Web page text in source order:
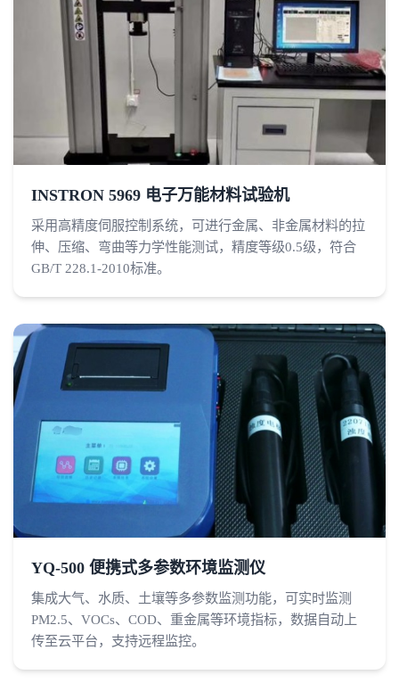
INSTRON 5969 电子万能材料试验机
采用高精度伺服控制系统，可进行金属、非金属材料的拉
伸、压缩、弯曲等力学性能测试，精度等级0.5级，符合
GB/T 228.1-2010标准。
YQ-500 便携式多参数环境监测仪
集成大气、水质、土壤等多参数监测功能，可实时监测
PM2.5、VOCs、COD、重金属等环境指标，数据自动上
传至云平台，支持远程监控。